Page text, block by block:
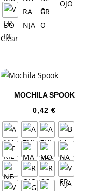
Clear
MOCHILA SPOOK
0,42€